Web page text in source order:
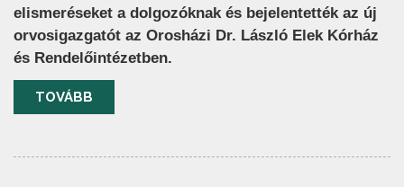
elismeréseket a dolgozóknak és bejelentették az új
orvosigazgatót az Orosházi Dr. László Elek Kórház
és Rendelőintézetben.
TOVÁBB